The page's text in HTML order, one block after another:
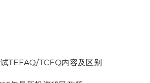
TEFAQ/TCFQ内容及区别